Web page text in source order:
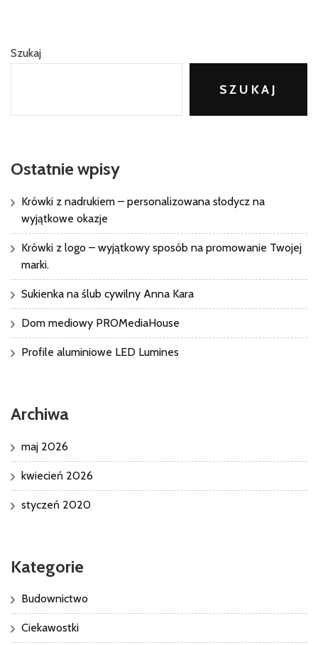
Szukaj
SZUKAJ
Ostatnie wpisy
Krówki z nadrukiem – personalizowana słodycz na
wyjątkowe okazje
Krówki z logo – wyjątkowy sposób na promowanie Twojej
marki.
Sukienka na ślub cywilny Anna Kara
Dom mediowy PROMediaHouse
Profile aluminiowe LED Lumines
Archiwa
maj 2026
kwiecień 2026
styczeń 2020
Kategorie
Budownictwo
Ciekawostki